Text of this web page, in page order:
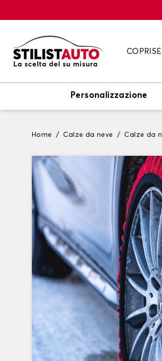
Personalizzazione
Home Calze da neve Calze da